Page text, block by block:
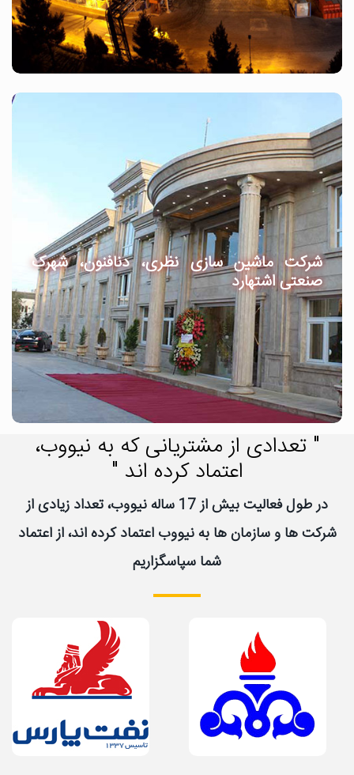
شرکت ماشین سازی نظری، دنافنون، شهرک
صنعتی اشتهارد
" تعدادی از مشتریانی که به نیووب،
اعتماد کرده اند "
در طول فعالیت بیش از 17 ساله نیووب، تعداد زیادی از
شرکت ها و سازمان ها به نیووب اعتماد کرده اند، از اعتماد
شما سپاسگزاریم